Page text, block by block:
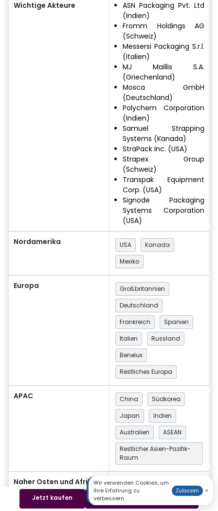
Wichtige Akteure
ASN Packaging Pvt. Ltd
(Indien)
Fromm Holdings AG
(Schweiz)
Messersi Packaging S.r.l.
(Italien)
MJ Maillis S.A.
(Griechenland)
Mosca GmbH
(Deutschland)
Polychem Corporation
(Indien)
Samuel Strapping
Systems (Kanada)
StraPack Inc. (USA)
Strapex Group
(Schweiz)
Transpak Equipment
Corp. (USA)
Signode Packaging
Systems Corporation
(USA)
Nordamerika USA
Kanada
Mexiko
Europa
Großbritannien
Deutschland
Frankreich
Spanien
Italien
Russland
Benelux
Restliches Europa
APAC China
Südkorea
Japan
Indien
Australien
ASEAN
Restlicher Asien-Pazifik-
Raum
Naher Osten und Afrika GCC
Türkei
Südafrika
Jetzt kaufen Beispiel herunterladen
Wir verwenden Cookies, um
Ihre Erfahrung zu
verbessern.
Zulassen ×